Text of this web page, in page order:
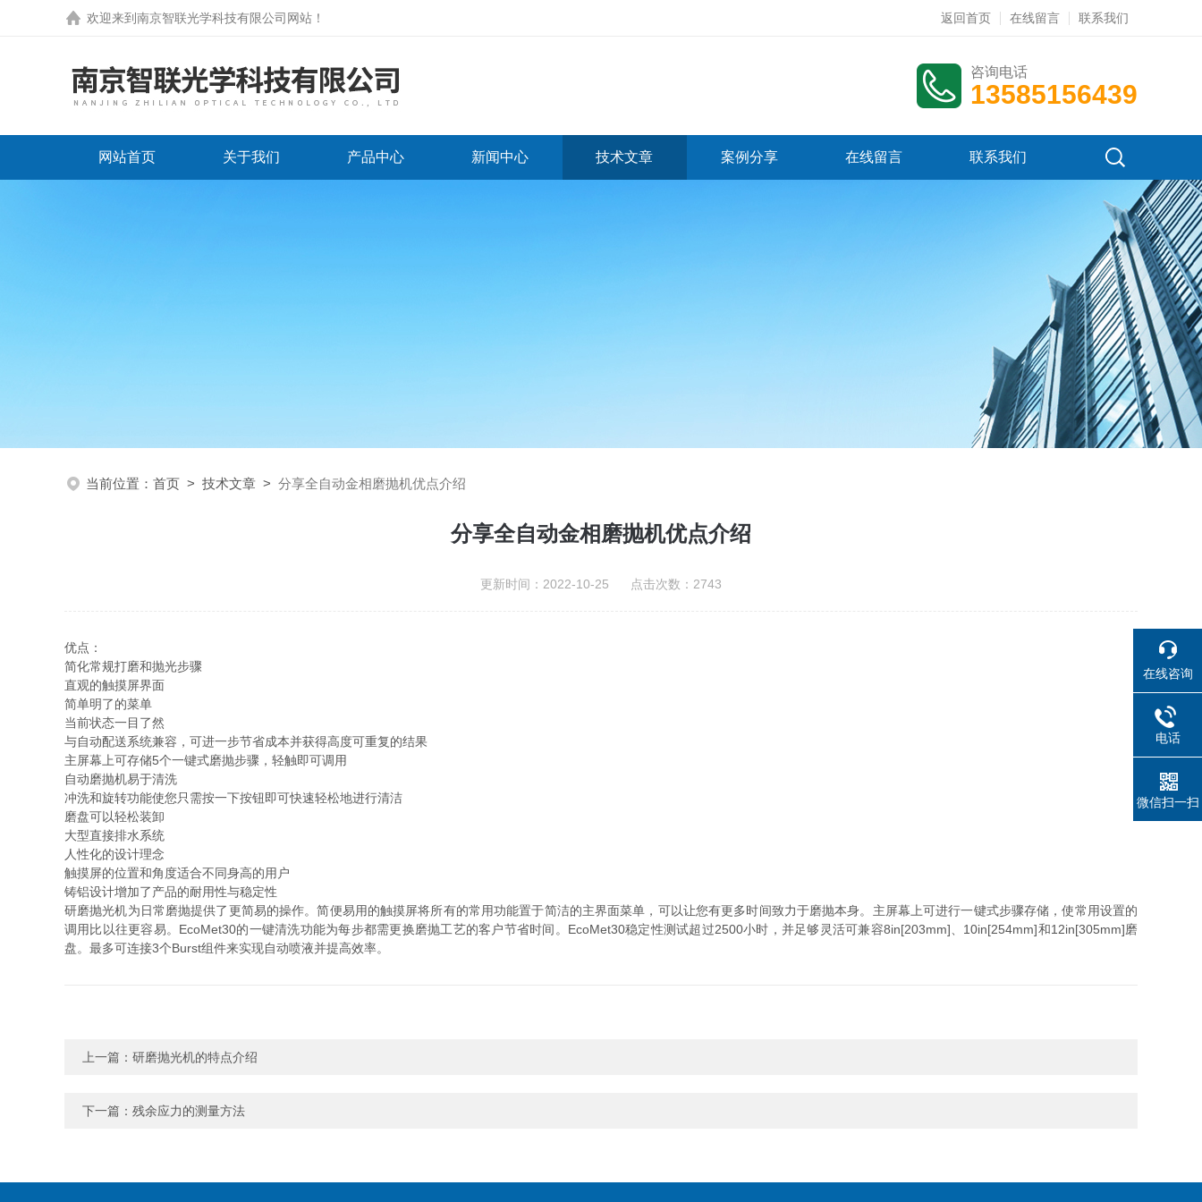
欢迎来到 南京智联光学科技有限公司网站 ！ 返回首页 在线留言 联系我们
咨询电话
13585156439
网站首页 关于我们 产品中心 新闻中心 技术文章 案例分享 在线留言 联系我们
当前位置： 首页 > 技术文章 > 分享全自动金相磨抛机优点介绍
分享全自动金相磨抛机优点介绍
更新时间：2022-10-25 点击次数：2743
优点：
简化常规打磨和抛光步骤
直观的触摸屏界面
简单明了的菜单
当前状态一目了然
与自动配送系统兼容，可进一步节省成本并获得高度可重复的结果
主屏幕上可存储5个一键式磨抛步骤，轻触即可调用
自动磨抛机易于清洗
冲洗和旋转功能使您只需按一下按钮即可快速轻松地进行清洁
磨盘可以轻松装卸
大型直接排水系统
人性化的设计理念
触摸屏的位置和角度适合不同身高的用户
铸铝设计增加了产品的耐用性与稳定性
研磨抛光机为日常磨抛提供了更简易的操作。简便易用的触摸屏将所有的常用功能置于简洁的主界面菜单，可以让您有更多时间致力于磨抛本身。主屏幕上可进行一键式步骤存储，使常用设置的
调用比以往更容易。EcoMet30的一键清洗功能为每步都需更换磨抛工艺的客户节省时间。EcoMet30稳定性测试超过2500小时，并足够灵活可兼容8in[203mm]、10in[254mm]和12in[305mm]磨
盘。最多可连接3个Burst组件来实现自动喷液并提高效率。
上一篇： 研磨抛光机的特点介绍
下一篇： 残余应力的测量方法
在线咨询
电话
微信扫一扫